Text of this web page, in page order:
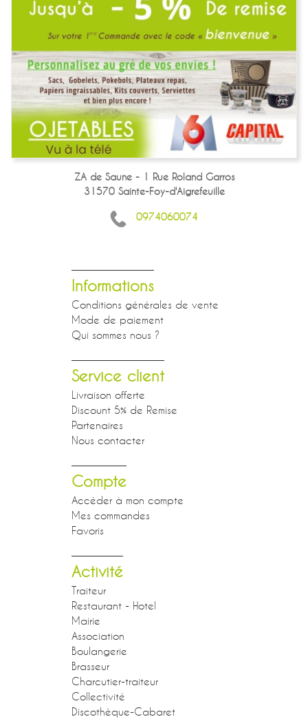
ZA de Saune - 1 Rue Roland Garros
31570 Sainte-Foy-d'Aigrefeuille
0974060074
Informations
Conditions générales de vente
Mode de paiement
Qui sommes nous ?
Service client
Livraison offerte
Discount 5% de Remise
Partenaires
Nous contacter
Compte
Accéder à mon compte
Mes commandes
Favoris
Activité
Traiteur
Restaurant - Hotel
Mairie
Association
Boulangerie
Brasseur
Charcutier-traiteur
Collectivité
Discothèque-Cabaret